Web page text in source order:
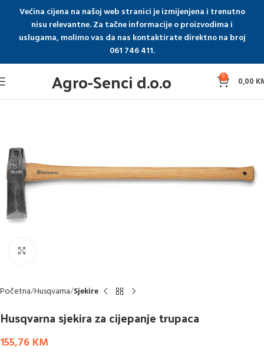
Većina cijena na našoj web stranici je izmijenjena i trenutno
nisu relevantne. Za tačne informacije o proizvodima i
uslugama, molimo vas da nas kontaktirate direktno na broj
061 746 411.
Agro-Senci d.o.o 0 0,00
Početna Husqvarna Sjekire
Husqvarna sjekira za cijepanje trupaca
155,76 KM